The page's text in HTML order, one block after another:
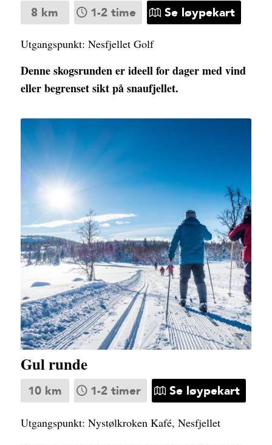
8 km 1-2 time Se løypekart
Utgangspunkt: Nesfjellet Golf
Denne skogsrunden er ideell for dager med vind
eller begrenset sikt på snaufjellet.
Lars Storheim
Gul runde
10 km 1-2 timer Se løypekart
Utgangspunkt: Nystølkroken Kafé, Nesfjellet